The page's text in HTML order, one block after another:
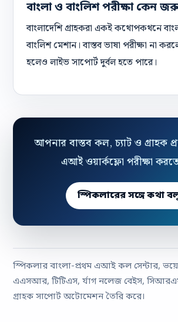
বাংলা ও বাংলিশ পরীক্ষা কেন
বাংলাদেশি গ্রাহকরা একই কথোপকথনে
বাংলিশ মেশান। বাস্তব ভাষা পরীক্ষা না
হলেও লাইভ সাপোর্ট দুর্বল হতে পারে।
আপনার বাস্তব কল, চ্যাট ও গ্রাহক
এআই ওয়ার্কফ্লো পরীক্ষা
স্পিকলারের সঙ্গে কথা
স্পিকলার বাংলা-প্রথম এআই কল সেন্টার,
এএসআর, টিটিএস, র্যাগ নলেজ বেইস,
গ্রাহক সাপোর্ট অটোমেশন তৈরি করে।